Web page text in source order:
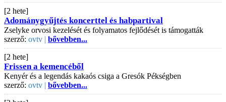
[2 hete]
Adománygyűjtés koncerttel és habpartival
Zselyke orvosi kezelését és folyamatos fejlődését is támogatták
szerző: ovtv | bővebben...
[2 hete]
Frissen a kemencéből
Kenyér és a legendás kakaós csiga a Gresók Pékségben
szerző: ovtv | bővebben...